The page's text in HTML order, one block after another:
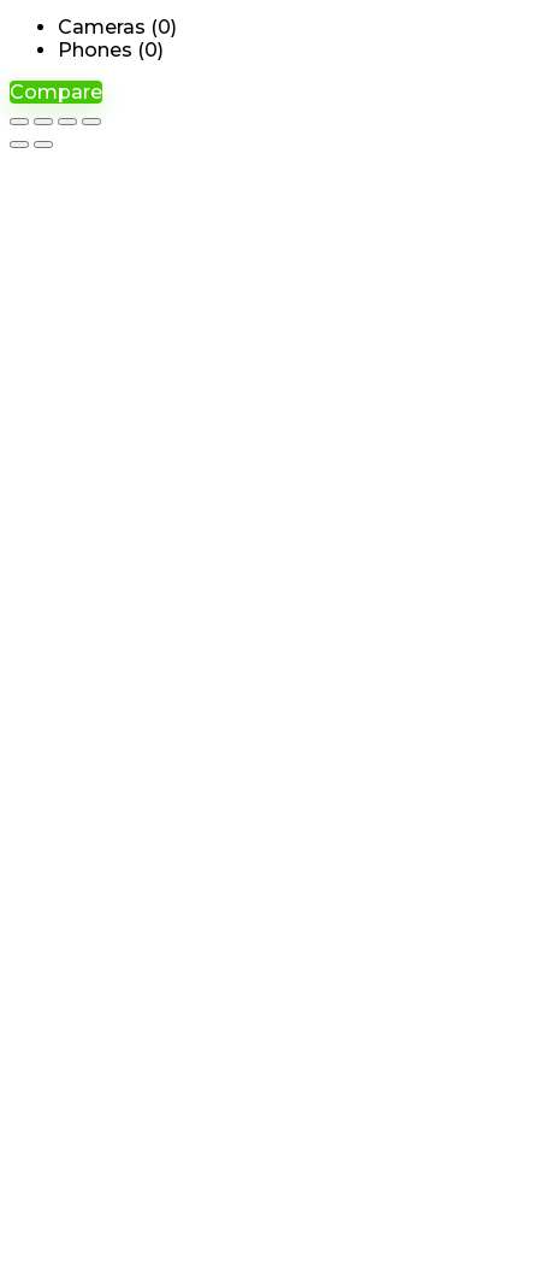
Cameras (0)
Phones (0)
Compare